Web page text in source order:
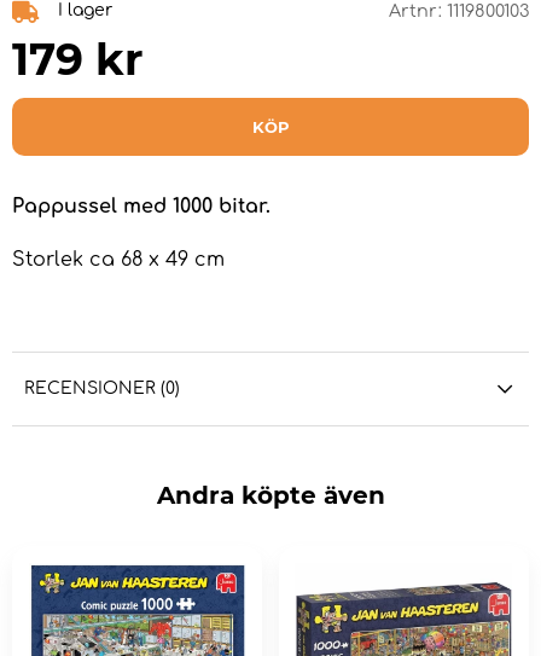
I lager Artnr: 1119800103
179 kr
KÖP
Pappussel med 1000 bitar.
Storlek ca 68 x 49 cm
RECENSIONER (0)
Andra köpte även